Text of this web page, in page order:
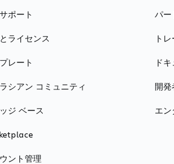
ポート
ライセンス
レート
シアン コミュニティ
ジ ベース
ント管理
パー
ト
ド
開発
エ